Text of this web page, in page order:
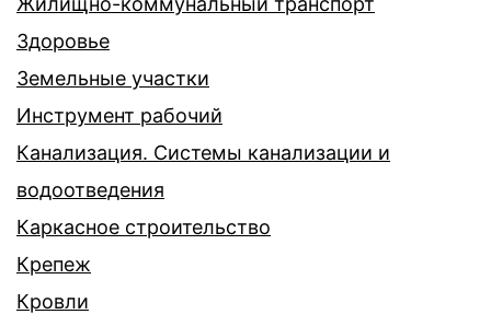
Здоровье
Земельные участки
Инструмент рабочий
Канализация. Системы канализации и
водоотведения
Каркасное строительство
Крепеж
Кровли